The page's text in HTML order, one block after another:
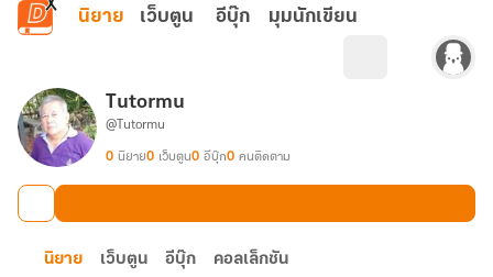
ข้ามไปยังเนื้อหาหลัก
นิยาย เว็บตูน อีบุ๊ก มุมนักเขียน
Tutormu
@Tutormu
0 นิยาย0 เว็บตูน0 อีบุ๊ก0 คนติดตาม
นิยาย เว็บตูน อีบุ๊ก คอลเล็กชัน